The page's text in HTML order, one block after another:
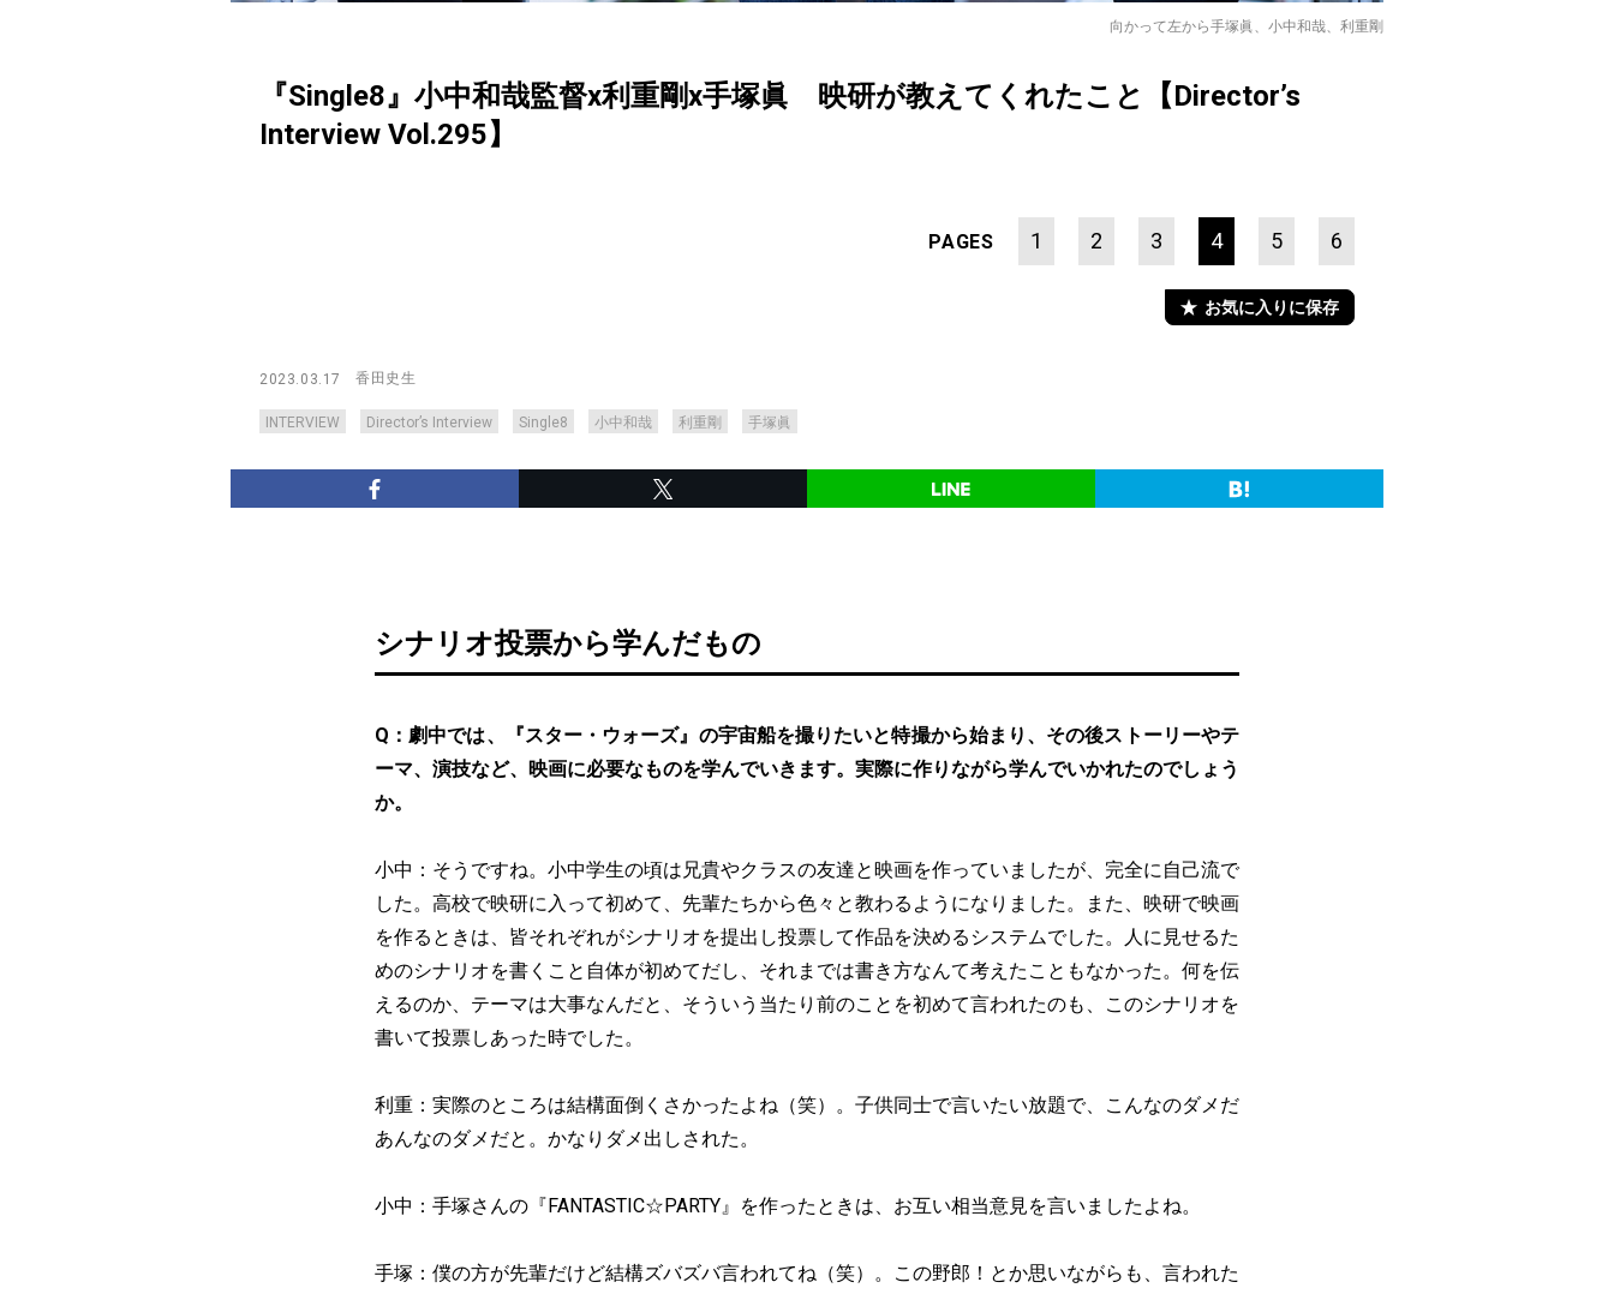
向かって左から手塚眞、小中和哉、利重剛
『Single8』小中和哉監督x利重剛x手塚眞 映研が教えてくれたこと【Director’s
Interview Vol.295】
PAGES 1 2 3 4 5 6
お気に入りに保存
2023.03.17 香田史生
INTERVIEW Director’s Interview Single8 小中和哉 利重剛 手塚眞
シナリオ投票から学んだもの
Q：劇中では、『スター・ウォーズ』の宇宙船を撮りたいと特撮から始まり、その後ストーリーやテ
ーマ、演技など、映画に必要なものを学んでいきます。実際に作りながら学んでいかれたのでしょう
か。
小中：そうですね。小中学生の頃は兄貴やクラスの友達と映画を作っていましたが、完全に自己流で
した。高校で映研に入って初めて、先輩たちから色々と教わるようになりました。また、映研で映画
を作るときは、皆それぞれがシナリオを提出し投票して作品を決めるシステムでした。人に見せるた
めのシナリオを書くこと自体が初めてだし、それまでは書き方なんて考えたこともなかった。何を伝
えるのか、テーマは大事なんだと、そういう当たり前のことを初めて言われたのも、このシナリオを
書いて投票しあった時でした。
利重：実際のところは結構面倒くさかったよね（笑）。子供同士で言いたい放題で、こんなのダメだ
あんなのダメだと。かなりダメ出しされた。
小中：手塚さんの『FANTASTIC☆PARTY』を作ったときは、お互い相当意見を言いましたよね。
手塚：僕の方が先輩だけど結構ズバズバ言われてね（笑）。この野郎！とか思いながらも、言われた